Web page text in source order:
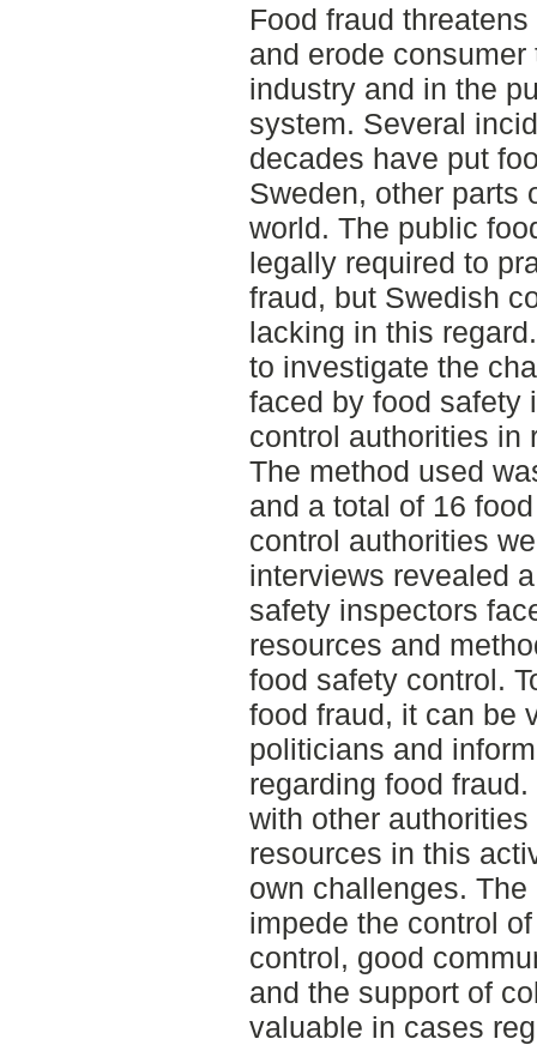
Food fraud
and erode
industry and in the
system. Several
decades have put
Sweden, other parts
world. The public
legally required to
fraud, but Swedish
lacking in this
to investigate the
faced by food safety
control authorities in
The method used
and a total of 16
control authorities
interviews revealed
safety inspectors
resources and
food safety control.
food fraud, it can be
politicians and
regarding food
with other
resources in this
own challenges.
impede the control
control, good
and the support of
valuable in cases